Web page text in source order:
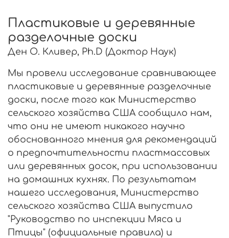
Пластиковые и деревянные
разделочные доски
Ден О. Кливер, Ph.D (Доктор Наук)
Мы провели исследование сравнивающее
пластиковые и деревянные разделочные
доски, после того как Министерство
сельского хозяйства США сообщило нам,
что они не имеют никакого научно
обоснованного мнения для рекомендаций
о предпочтительности пластмассовых
или деревянных досок, при использовании
на домашних кухнях. По результатам
нашего исследования, Министерство
сельского хозяйства США выпустило
"Руководство по инспекции Мяса и
Птицы" (официальные правила) и